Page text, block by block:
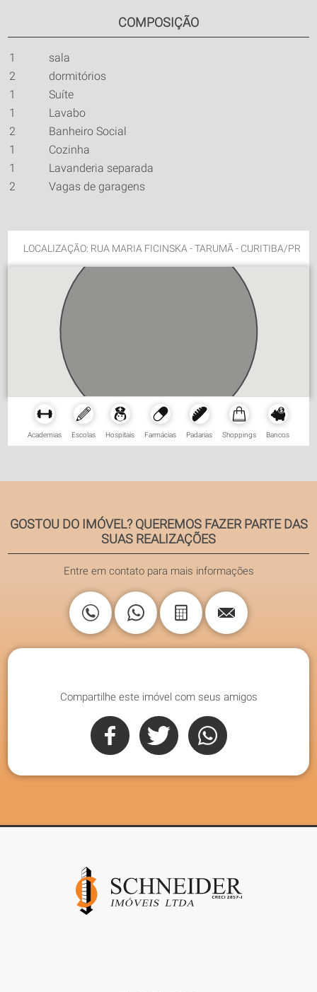
COMPOSIÇÃO
1
sala
2
dormitórios
1
Suíte
1
Lavabo
2
Banheiro Social
1
Cozinha
1
Lavanderia separada
2
Vagas de garagens
LOCALIZAÇÃO: RUA MARIA FICINSKA - TARUMÃ - CURITIBA/PR
Academias Escolas Hospitais Farmácias Padarias Shoppings Bancos
GOSTOU DO IMÓVEL? QUEREMOS FAZER PARTE DAS
SUAS REALIZAÇÕES
Entre em contato para mais informações
Compartilhe este imóvel com seus amigos